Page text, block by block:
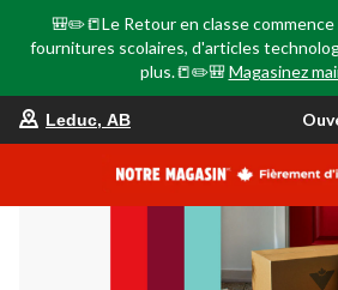
🎒✏️📒Le Retour en classe commence
fournitures scolaires, d'articles
plus.📒✏️🎒 Magasinez
votre
est
AB,
Ouvert,
Leduc, AB